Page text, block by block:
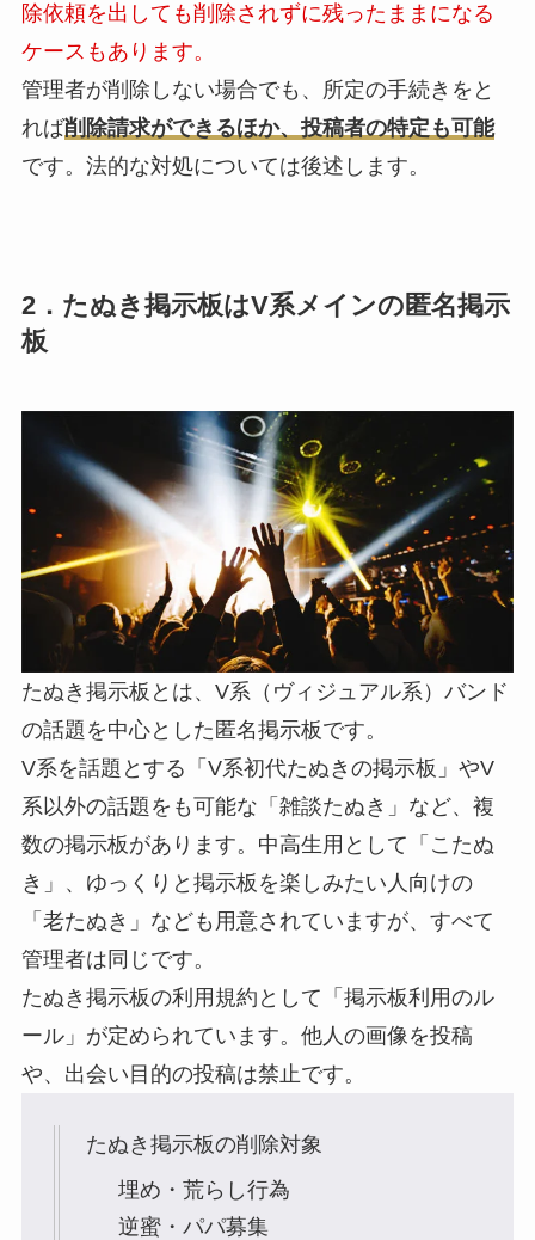
除依頼を出しても削除されずに残ったままになる
ケースもあります。
管理者が削除しない場合でも、所定の手続きをと
れば削除請求ができるほか、投稿者の特定も可能
です。法的な対処については後述します。
2．たぬき掲示板はV系メインの匿名掲示
板
たぬき掲示板とは、 V系（ヴィジュアル系）バンド
の話題を中心とした匿名掲示板です。
V系を話題とする 「V系初代たぬきの掲示板」 やV
系以外の話題をも可能な 「雑談たぬき」 など、複
数の掲示板があります。中高生用として 「こたぬ
き」 、ゆっくりと掲示板を楽しみたい人向けの
「老たぬき」 なども用意されていますが、すべて
管理者は同じです。
たぬき掲示板の利用規約として「掲示板利用のル
ール」が定められています。他人の画像を投稿
や、出会い目的の投稿は禁止です。
たぬき掲示板の削除対象
埋め・荒らし行為
逆蜜・パパ募集